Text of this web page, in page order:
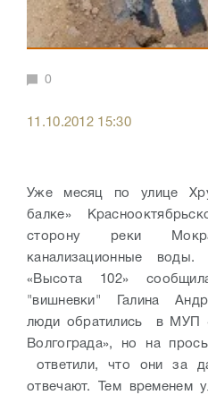
0
11.10.2012 15:30
Уже месяц по улице
балке»
сторону реки
канализационные
«Высота 102»
"вишневки" Галина
люди обратились в МУП
Волгограда», но на
ответили, что они за
отвечают. Тем временем